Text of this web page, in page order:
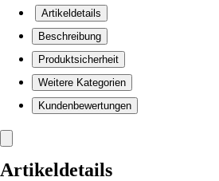
Artikeldetails
Beschreibung
Produktsicherheit
Weitere Kategorien
Kundenbewertungen
Artikeldetails